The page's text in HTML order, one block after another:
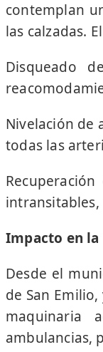
contemplan
las calzadas.
Disqueado
Nivelación de
todas las
Impacto en
Desde el
de San
maquinaria
ambulancias,